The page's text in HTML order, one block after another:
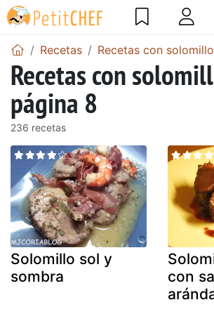
Recetas Recetas con solomillo
Recetas con
página 8
236 recetas
Solomillo sol y
sombra
con